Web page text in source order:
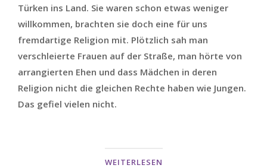
Türken ins Land. Sie waren schon etwas weniger
willkommen, brachten sie doch eine für uns
fremdartige Religion mit. Plötzlich sah man
verschleierte Frauen auf der Straße, man hörte von
arrangierten Ehen und dass Mädchen in deren
Religion nicht die gleichen Rechte haben wie Jungen.
Das gefiel vielen nicht.
WEITERLESEN